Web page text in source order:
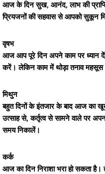
आज के दिन सुख, आनंद, लाभ की
प्रियजनों की सहवास से आपको सुकून
वृषभ
आज आप पूरे दिन अपने काम पर ध्यान
करें। लेकिन काम में थोड़ा तनाव महसूस
मिथुन
बहुत दिनों के इंतजार के बाद आज का
उत्साह से, कर्तृत्व से सामने वाले पर
समय निकालें।
कर्क
आज का दिन निराशा भरा हो सकता है।